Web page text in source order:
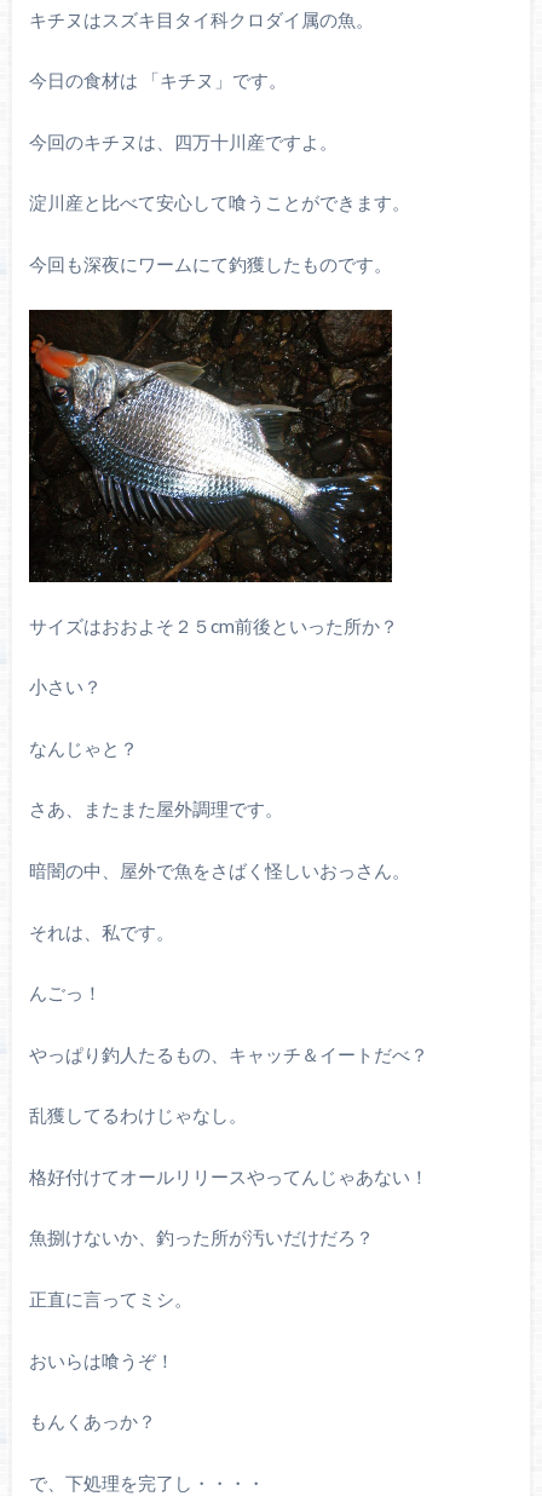
キチヌはスズキ目タイ科クロダイ属の魚。
今日の食材は 「キチヌ」です。
今回のキチヌは、四万十川産ですよ。
淀川産と比べて安心して喰うことができます。
今回も深夜にワームにて釣獲したものです。
サイズはおおよそ２５cm前後といった所か？
小さい？
なんじゃと？
さあ、またまた屋外調理です。
暗闇の中、屋外で魚をさばく怪しいおっさん。
それは、私です。
んごっ！
やっぱり釣人たるもの、キャッチ＆イートだべ？
乱獲してるわけじゃなし。
格好付けてオールリリースやってんじゃあない！
魚捌けないか、釣った所が汚いだけだろ？
正直に言ってミシ。
おいらは喰うぞ！
もんくあっか？
で、下処理を完了し・・・・